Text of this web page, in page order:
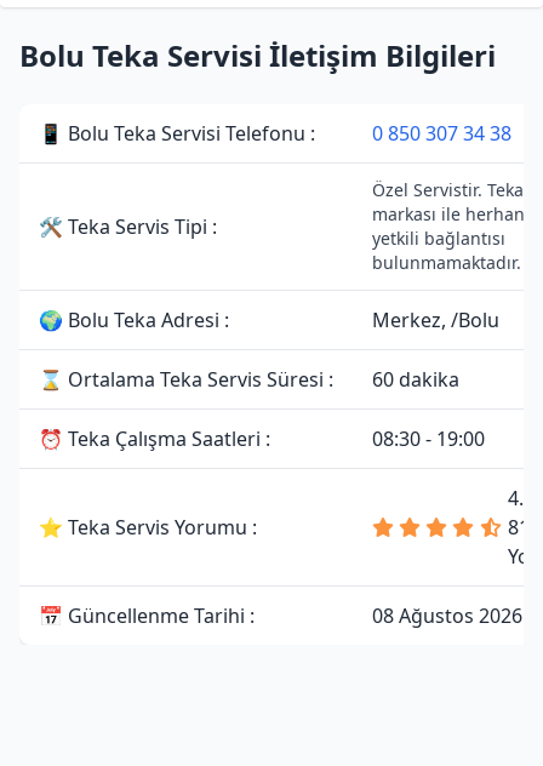
Bolu Teka Servisi İletişim Bilgileri
📱 Bolu Teka Servisi Telefonu : 0 850 307 34 38
🛠 Teka Servis Tipi :
Özel Servistir. Teka
markası ile
yetkili bağlantısı
bulunmamaktadır.
🌍 Bolu Teka Adresi : Merkez, /Bolu
⌛ Ortalama Teka Servis Süresi : 60 dakika
⏰ Teka Çalışma Saatleri : 08:30 - 19:00
⭐ Teka Servis Yorumu :
4.7
81
📅 Güncellenme Tarihi : 08 Ağustos 2026